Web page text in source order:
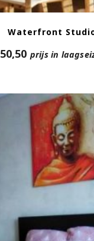
Waterfront
50,50 prijs in